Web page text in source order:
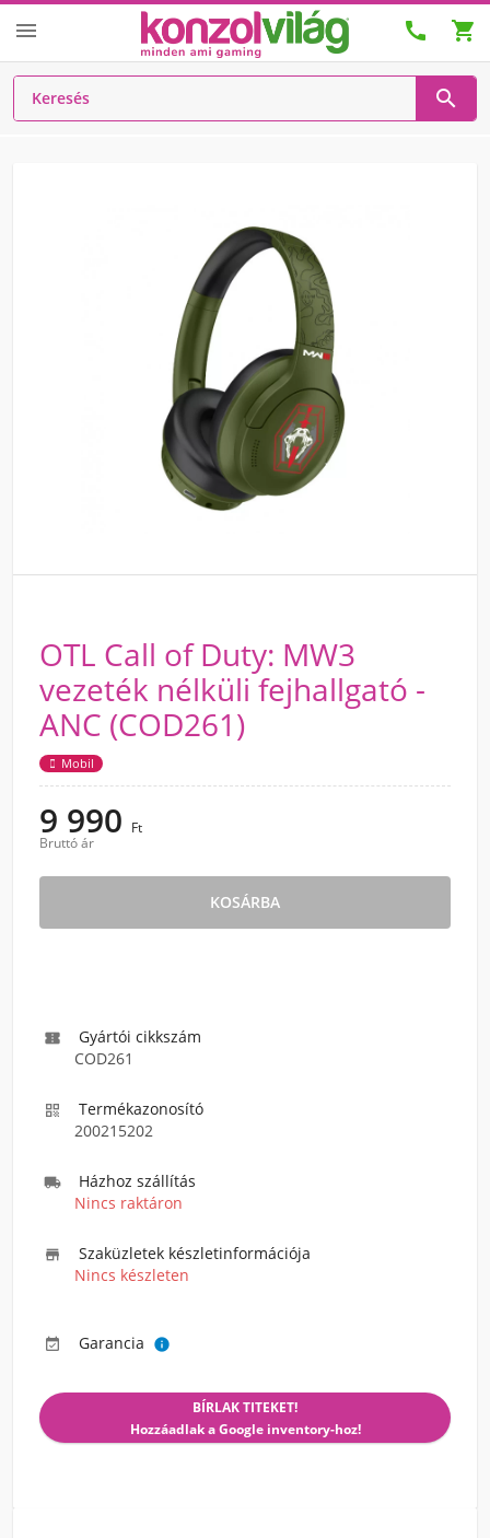
  

OTL Call of Duty: MW3
vezeték nélküli fejhallgató -
ANC (COD261)
Mobil
9 990 Ft
Bruttó ár
KOSÁRBA

Gyártói cikkszám
COD261

Termékazonosító
200215202

Házhoz szállítás
Nincs raktáron

Szaküzletek készletinformációja
Nincs készleten
 Garancia 
BÍRLAK TITEKET!
Hozzáadlak a Google inventory-hoz!